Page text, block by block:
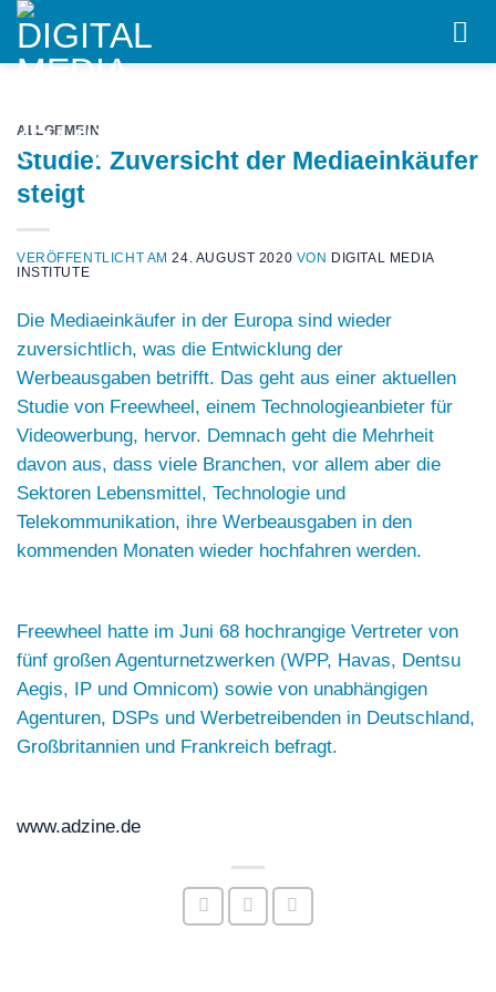
Skip
content
ALLGEMEIN
Studie: Zuversicht der Mediaeinkäufer
steigt
VERÖFFENTLICHT AM24. AUGUST 2020 VON DIGITAL MEDIA
INSTITUTE
Die Mediaeinkäufer in der Europa sind wieder
zuversichtlich, was die Entwicklung der
Werbeausgaben betrifft. Das geht aus einer aktuellen
Studie von Freewheel, einem Technologieanbieter für
Videowerbung, hervor. Demnach geht die Mehrheit
davon aus, dass viele Branchen, vor allem aber die
Sektoren Lebensmittel, Technologie und
Telekommunikation, ihre Werbeausgaben in den
kommenden Monaten wieder hochfahren werden.
Freewheel hatte im Juni 68 hochrangige Vertreter von
fünf großen Agenturnetzwerken (WPP, Havas, Dentsu
Aegis, IP und Omnicom) sowie von unabhängigen
Agenturen, DSPs und Werbetreibenden in Deutschland,
Großbritannien und Frankreich befragt.
www.adzine.de